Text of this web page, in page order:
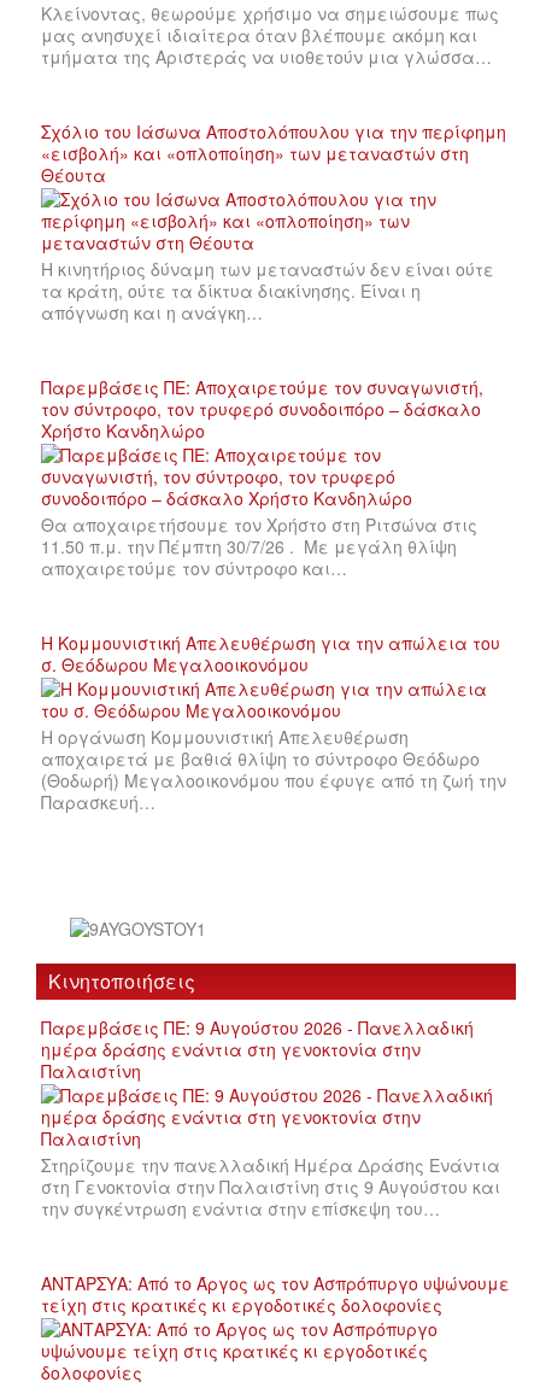
Κλείνοντας, θεωρούμε χρήσιμο να σημειώσουμε πως
μας ανησυχεί ιδιαίτερα όταν βλέπουμε ακόμη και
τμήματα της Αριστεράς να υιοθετούν μια γλώσσα…
Σχόλιο του Ιάσωνα Αποστολόπουλου για την περίφημη
«εισβολή» και «οπλοποίηση» των μεταναστών στη
Θέουτα
Η κινητήριος δύναμη των μεταναστών δεν είναι ούτε
τα κράτη, ούτε τα δίκτυα διακίνησης. Είναι η
απόγνωση και η ανάγκη…
Παρεμβάσεις ΠΕ: Αποχαιρετούμε τον συναγωνιστή,
τον σύντροφο, τον τρυφερό συνοδοιπόρο – δάσκαλο
Χρήστο Κανδηλώρο
Θα αποχαιρετήσουμε τον Χρήστο στη Ριτσώνα στις
11.50 π.μ. την Πέμπτη 30/7/26 . Με μεγάλη θλίψη
αποχαιρετούμε τον σύντροφο και…
Η Κομμουνιστική Απελευθέρωση για την απώλεια του
σ. Θεόδωρου Μεγαλοοικονόμου
Η οργάνωση Κομμουνιστική Απελευθέρωση
αποχαιρετά με βαθιά θλίψη το σύντροφο Θεόδωρο
(Θοδωρή) Μεγαλοοικονόμου που έφυγε από τη ζωή την
Παρασκευή…
Κινητοποιήσεις
Παρεμβάσεις ΠΕ: 9 Αυγούστου 2026 - Πανελλαδική
ημέρα δράσης ενάντια στη γενοκτονία στην
Παλαιστίνη
Στηρίζουμε την πανελλαδική Ημέρα Δράσης Ενάντια
στη Γενοκτονία στην Παλαιστίνη στις 9 Αυγούστου και
την συγκέντρωση ενάντια στην επίσκεψη του…
ΑΝΤΑΡΣΥΑ: Από το Άργος ως τον Ασπρόπυργο υψώνουμε
τείχη στις κρατικές κι εργοδοτικές δολοφονίες